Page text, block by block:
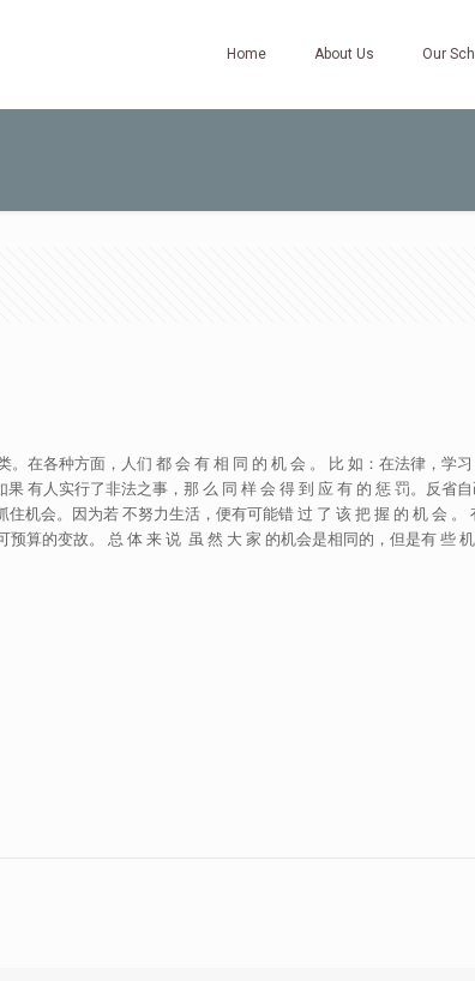
Home About Us Our
在各种方面，人们 都 会 有 相 同 的 机 会 。 比 如：在法律，学
有人实行了非法之事，那 么 同 样 会 得 到 应 有 的 惩 罚。反省
机会。因为若 不努力生活，便有可能错 过 了 该 把 握 的 机 会
算的变故。 总 体 来 说 虽 然 大 家 的机会是相同的，但是有 些